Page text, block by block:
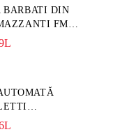
BARBATI DIN
FM
TURCOAZ